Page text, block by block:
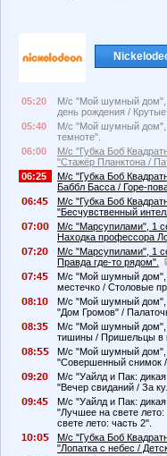
05:20
М/с "Мой шумный дом",
день рождения / Крутые
05:40
М/с "Мой шумный дом",
темноте".
06:00
М/с "Губка Боб
"Стажёр Планктона /
06:25
М/с "Губка Боб
Баббл Басса / Горе-
6:4
М/с "Губка Боб
"Бесчувственный
7:
М/с "Марсупилами", 1
Находка профессора
7:2
М/с "Марсупилами", 1
Правда где-то рядом".
7:4
М/с "Мой шумный дом",
местечко / Столовые
8:1
М/с "Мой шумный дом",
"Дом Громов" /
8:3
М/с "Мой шумный дом",
тишины / Пришельцы в
8:
М/с "Мой шумный дом",
"Совершенный снимок /
9:2
М/с "Уайлд и Пак: дикая
"Вечер свиданий / За
9:4
М/с "Уайлд и Пак: дикая
"Лучшее на свете
свете лето: часть 2".
1
:
М/с "Губка Боб
"Лопатка с небес /